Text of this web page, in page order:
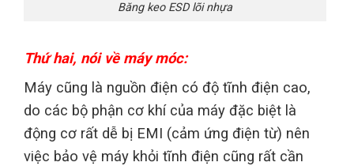
Băng keo ESD lõi nhựa
Thứ hai, nói về máy móc:
Máy cũng là nguồn điện có độ tĩnh điện cao,
do các bộ phận cơ khí của máy đặc biệt là
động cơ rất dễ bị EMI (cảm ứng điện từ) nên
việc bảo vệ máy khỏi tĩnh điện cũng rất cần